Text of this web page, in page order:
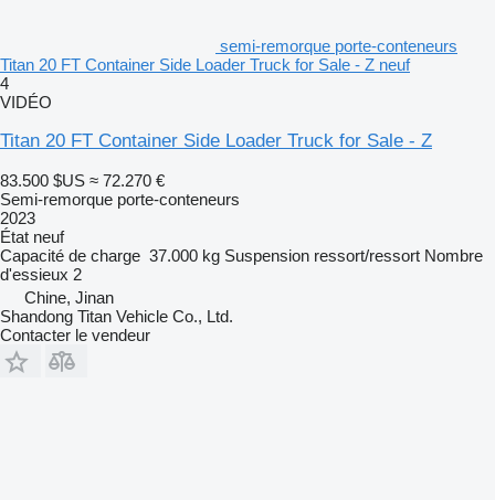
semi-remorque porte-conteneurs
Titan 20 FT Container Side Loader Truck for Sale - Z neuf
4
VIDÉO
Titan 20 FT Container Side Loader Truck for Sale - Z
83.500 $US ≈ 72.270 €
Semi-remorque porte-conteneurs
2023
État neuf
Capacité de charge 37.000 kg Suspension ressort/ressort Nombre
d'essieux 2
Chine, Jinan
Shandong Titan Vehicle Co., Ltd.
Contacter le vendeur